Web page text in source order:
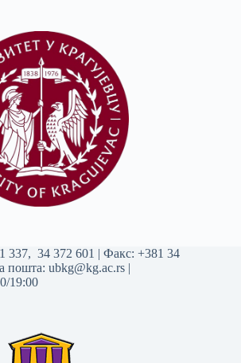
337, 34 372 601 | Факс: +381 34
пошта: ubkg@kg.ac.rs |
19:00